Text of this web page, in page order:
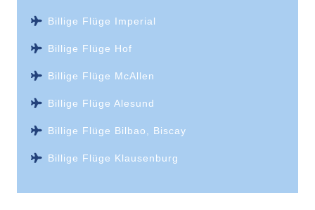
Billige Flüge Imperial
Billige Flüge Hof
Billige Flüge McAllen
Billige Flüge Alesund
Billige Flüge Bilbao, Biscay
Billige Flüge Klausenburg